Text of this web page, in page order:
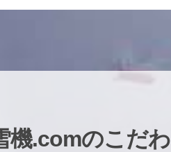
機.comのこだ